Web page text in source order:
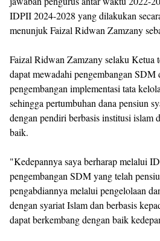
IDPII 2024-2028 yang dilakukan
menunjuk Faizal Ridwan Zamzany
Faizal Ridwan Zamzany selaku Ketua
dapat mewadahi pengembangan SDM
pengembangan implementasi tata
sehingga pertumbuhan dana pensiun
dengan pendiri berbasis institusi islam
baik.
"Kedepannya saya berharap melalui
pengembangan SDM yang telah
pengabdiannya melalui pengelolaan
dengan syariat Islam dan berbasis
dapat berkembang dengan baik